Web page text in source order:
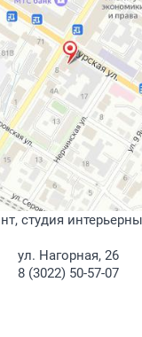
студия
ул. Нагорная, 26
8 (3022) 50-57-07